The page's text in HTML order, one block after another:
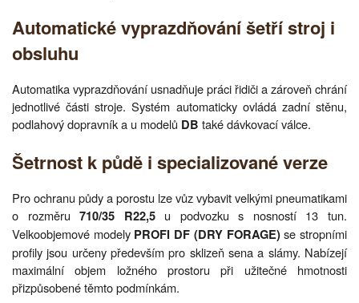
Automatické vyprazdňování šetří stroj i
obsluhu
Automatika vyprazdňování usnadňuje práci řidiči a zároveň chrání
jednotlivé části stroje. Systém automaticky ovládá zadní stěnu,
podlahový dopravník a u modelů DB také dávkovací válce.
Šetrnost k půdě i specializované verze
Pro ochranu půdy a porostu lze vůz vybavit velkými pneumatikami
o rozměru710/35 R22,5u podvozku s nosností 13 tun.
Velkoobjemové modely PROFI DF (DRY FORAGE)se stropními
profily jsou určeny především pro sklizeň sena a slámy. Nabízejí
maximální objem ložného prostoru při užitečné hmotnosti
přizpůsobené těmto podmínkám.